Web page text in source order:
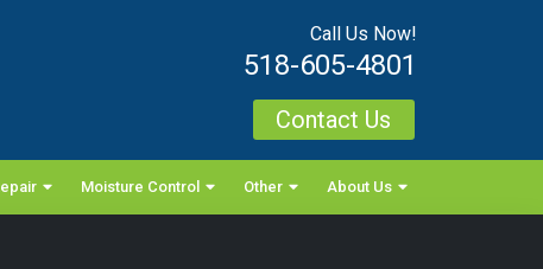
Call Us Now!
518-605-4801
Contact Us
Moisture Control Other About Us